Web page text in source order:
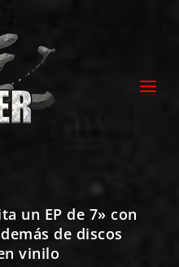
un EP de 7» con
de discos
vinilo